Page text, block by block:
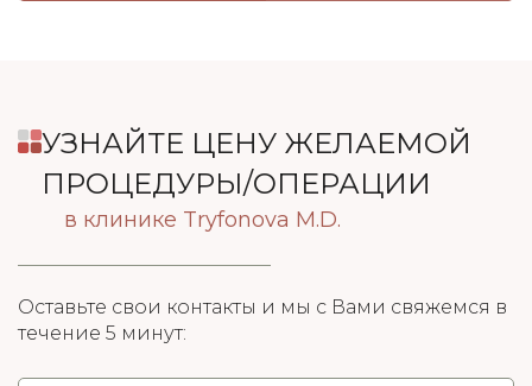
УЗНАЙТЕ ЦЕНУ ЖЕЛАЕМОЙ
ПРОЦЕДУРЫ/ОПЕРАЦИИ
в клинике Tryfonova M.D.
Оставьте свои контакты и мы с Вами свяжемся в
течение 5 минут: